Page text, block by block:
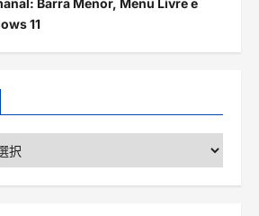
Barra Menor, Menu Livre e
11